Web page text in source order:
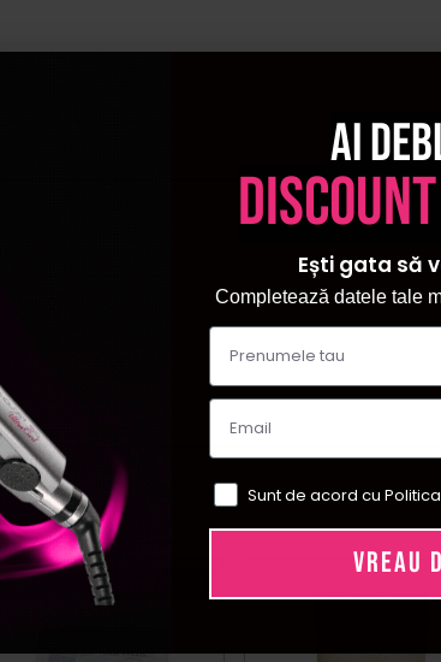
Pret special
Ai
Ești gata să
Completează datele tale
Sunt de acord cu
VREAU